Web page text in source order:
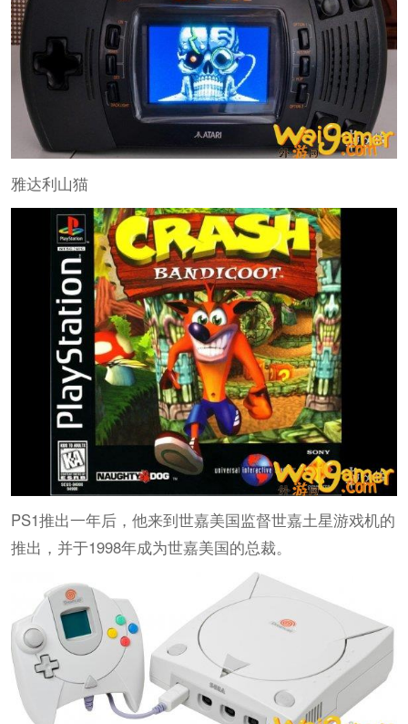
雅达利山猫
PS1推出一年后，他来到世嘉美国监督世嘉土星游戏机的
推出，并于1998年成为世嘉美国的总裁。